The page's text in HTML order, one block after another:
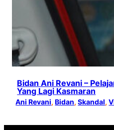
Bidan Ani Revani –
Yang Lagi Kasmaran
Ani Revani, Bidan, Skandal,